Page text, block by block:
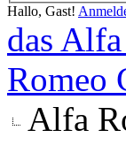
Hallo, Gast!
das
Romeo
Alfa